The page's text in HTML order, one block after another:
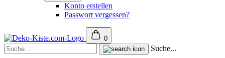
Konto erstellen
Passwort vergessen?
0
Suche...